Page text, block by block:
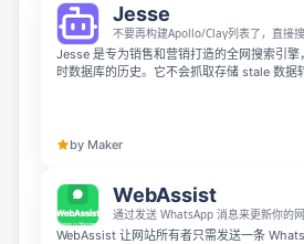
Jesse
不要再构建Apollo/Clay列表了，直接搜
Jesse 是专为销售和营销打造的全网搜索引
时数据库的历史。它不会抓取存储 stale 数据
by Maker
WebAssist
通过发送 WhatsApp 消息来更新你的
WebAssist 让网站所有者只需发送一条